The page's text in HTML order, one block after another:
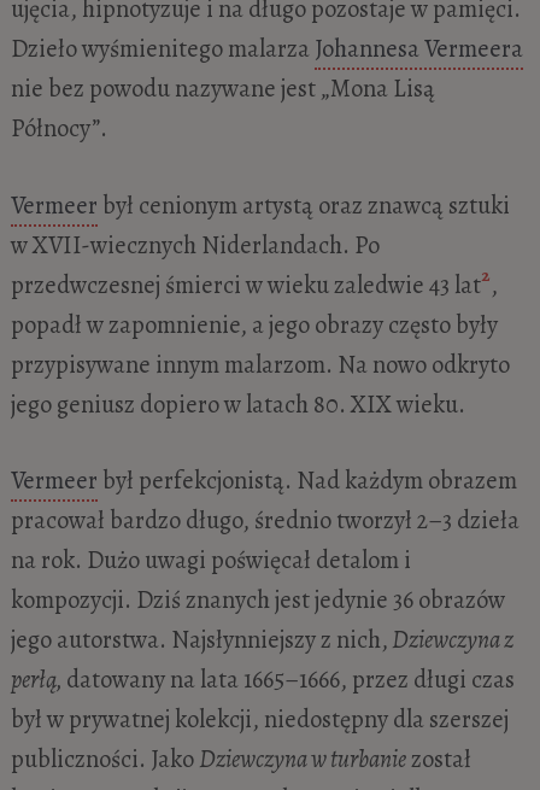
ujęcia, hipnotyzuje i na długo pozostaje w pamięci.
Dzieło wyśmienitego malarzaJohannesa Vermeera
nie bez powodu nazywane jest „Mona Lisą
Północy”.
Vermeer był cenionym artystą oraz znawcą sztuki
w XVII-wiecznych Niderlandach. Po
przedwczesnej śmierci w wieku zaledwie 43 lat2,
popadł w zapomnienie, a jego obrazy często były
przypisywane innym malarzom. Na nowo odkryto
jego geniusz dopiero w latach 80. XIX wieku.
Vermeer był perfekcjonistą. Nad każdym obrazem
pracował bardzo długo, średnio tworzył 2–3 dzieła
na rok. Dużo uwagi poświęcał detalom i
kompozycji. Dziś znanych jest jedynie 36 obrazów
jego autorstwa. Najsłynniejszy z nich,Dziewczyna z
perłą, datowany na lata 1665–1666, przez długi czas
był w prywatnej kolekcji, niedostępny dla szerszej
publiczności. JakoDziewczyna w turbaniezostał